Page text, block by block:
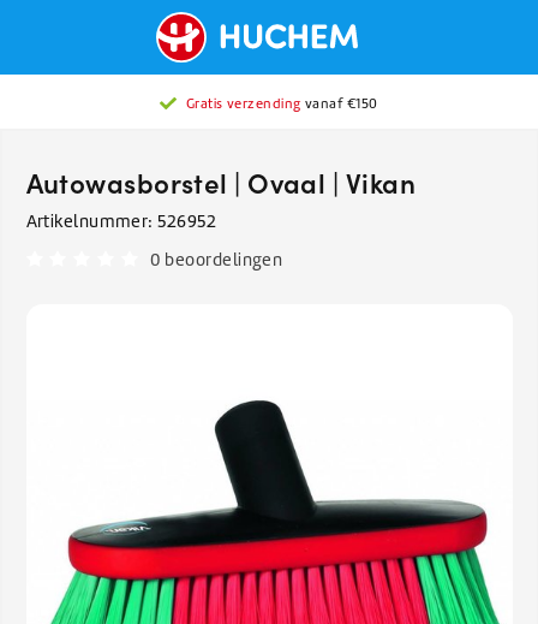
Gratis verzending vanaf €150
Autowasborstel | Ovaal | Vikan
Artikelnummer: 526952
0 beoordelingen